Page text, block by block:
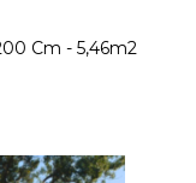
Cm - 5,46m2